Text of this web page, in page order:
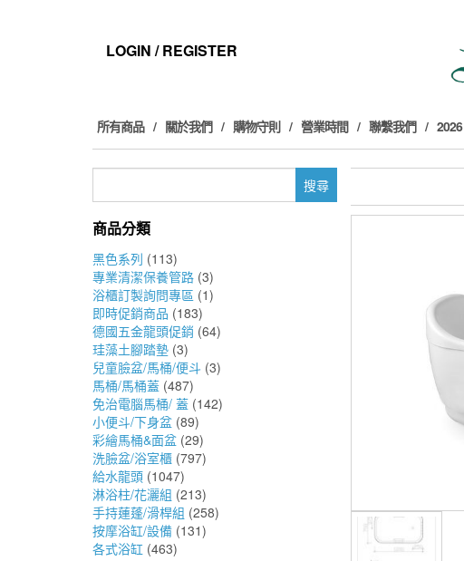
LOGIN / REGISTER
所有商品 關於我們 購物守則 營業時間 聯繫我們
鍵
商品分類
黑色系列 (113)
專業清潔保養管路 (3)
浴櫃訂製詢問專區 (1)
即時促銷商品 (183)
德國五金龍頭促銷 (64)
珪藻土腳踏墊 (3)
兒童臉盆/馬桶/便斗 (3)
馬桶/馬桶蓋 (487)
免治電腦馬桶/ 蓋 (142)
小便斗/下身盆 (89)
彩繪馬桶&面盆 (29)
洗臉盆/浴室櫃 (797)
給水龍頭 (1047)
淋浴柱/花灑組 (213)
手持蓮蓬/滑桿組 (258)
按摩浴缸/設備 (131)
各式浴缸 (463)